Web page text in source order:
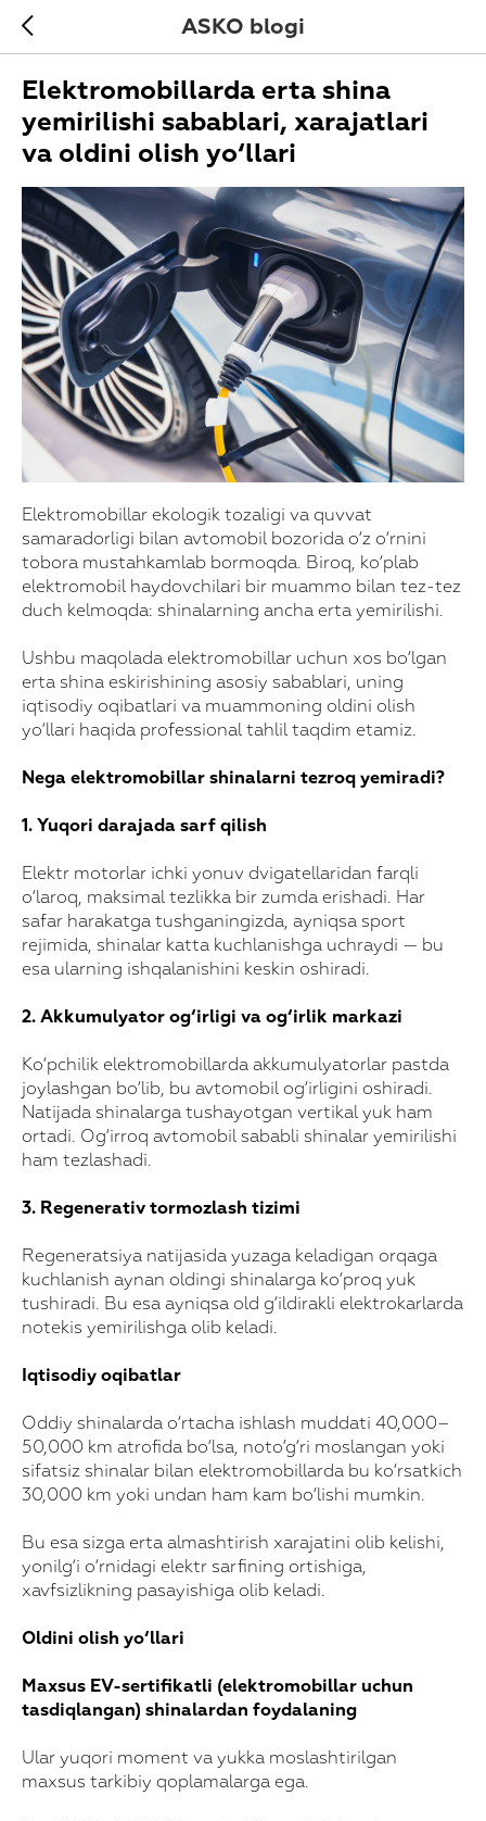
ASKO blogi
Elektromobillarda erta shina
yemirilishi sabablari, xarajatlari
va oldini olish yo‘llari
Elektromobillar ekologik tozaligi va quvvat
samaradorligi bilan avtomobil bozorida o‘z o‘rnini
tobora mustahkamlab bormoqda. Biroq, ko‘plab
elektromobil haydovchilari bir muammo bilan tez-tez
duch kelmoqda: shinalarning ancha erta yemirilishi.
Ushbu maqolada elektromobillar uchun xos bo‘lgan
erta shina eskirishining asosiy sabablari, uning
iqtisodiy oqibatlari va muammoning oldini olish
yo‘llari haqida professional tahlil taqdim etamiz.
Nega elektromobillar shinalarni tezroq yemiradi?
1. Yuqori darajada sarf qilish
Elektr motorlar ichki yonuv dvigatellaridan farqli
o‘laroq, maksimal tezlikka bir zumda erishadi. Har
safar harakatga tushganingizda, ayniqsa sport
rejimida, shinalar katta kuchlanishga uchraydi — bu
esa ularning ishqalanishini keskin oshiradi.
2. Akkumulyator og‘irligi va og‘irlik markazi
Ko‘pchilik elektromobillarda akkumulyatorlar pastda
joylashgan bo‘lib, bu avtomobil og‘irligini oshiradi.
Natijada shinalarga tushayotgan vertikal yuk ham
ortadi. Og‘irroq avtomobil sababli shinalar yemirilishi
ham tezlashadi.
3. Regenerativ tormozlash tizimi
Regeneratsiya natijasida yuzaga keladigan orqaga
kuchlanish aynan oldingi shinalarga ko‘proq yuk
tushiradi. Bu esa ayniqsa old g‘ildirakli elektrokarlarda
notekis yemirilishga olib keladi.
Iqtisodiy oqibatlar
Oddiy shinalarda o‘rtacha ishlash muddati 40,000–
50,000 km atrofida bo‘lsa, noto‘g‘ri moslangan yoki
sifatsiz shinalar bilan elektromobillarda bu ko‘rsatkich
30,000 km yoki undan ham kam bo‘lishi mumkin.
Bu esa sizga erta almashtirish xarajatini olib kelishi,
yonilg‘i o‘rnidagi elektr sarfining ortishiga,
xavfsizlikning pasayishiga olib keladi.
Oldini olish yo‘llari
Maxsus EV-sertifikatli (elektromobillar uchun
tasdiqlangan) shinalardan foydalaning
Ular yuqori moment va yukka moslashtirilgan
maxsus tarkibiy qoplamalarga ega.